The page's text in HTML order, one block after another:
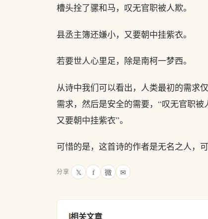
槽头拴了骡和马，叹无官职被人欺。
县丞主簿还嫌小，又要朝中挂紫衣。
若要世人心里足，除是南柯一梦西。
从诗中我们可以看出，人类最初的需求
需求，然后是安全的需要，“叹无官职被
又要朝中挂紫衣”。
可惜的是，这首诗的作者是无名之人，可
分享 𝕏 f 微 ✉
相关文章